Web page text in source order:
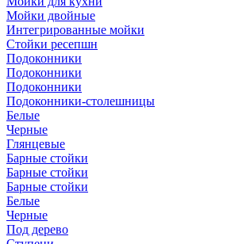
Мойки двойные
Интегрированные мойки
Стойки ресепшн
Подоконники
Подоконники
Подоконники
Подоконники-столешницы
Белые
Черные
Глянцевые
Барные стойки
Барные стойки
Барные стойки
Белые
Черные
Под дерево